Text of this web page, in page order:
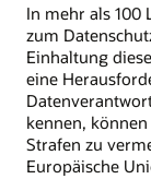
In mehr als 100
zum
Einhaltung
eine
kennen,
Strafen zu
Europäische